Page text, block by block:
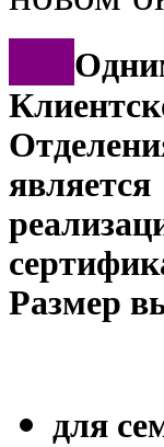
Размер
для